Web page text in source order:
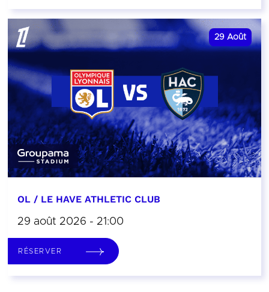
29 Août
OL / LE HAVE ATHLETIC CLUB
29 août 2026 - 21:00
RÉSERVER